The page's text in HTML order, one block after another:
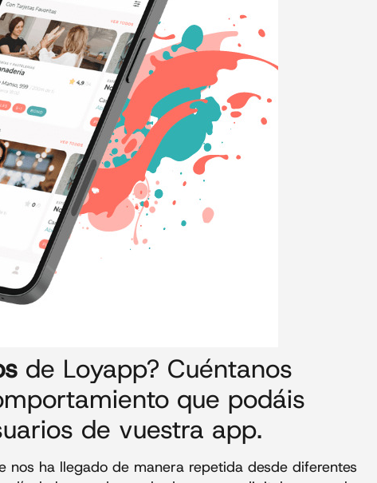
de Loyapp? Cuéntanos
que podáis
de vuestra app.
nos ha llegado de manera repetida desde diferentes